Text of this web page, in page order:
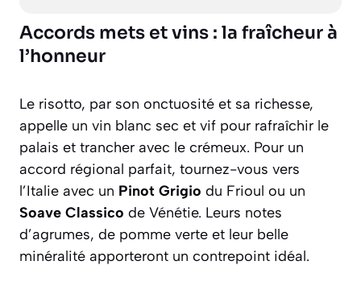
Accords mets et vins : la fraîcheur à
l’honneur
Le risotto, par son onctuosité et sa richesse,
appelle un vin blanc sec et vif pour rafraîchir le
palais et trancher avec le crémeux. Pour un
accord régional parfait, tournez-vous vers
l’Italie avec un Pinot Grigio du Frioul ou un
Soave Classico de Vénétie. Leurs notes
d’agrumes, de pomme verte et leur belle
minéralité apporteront un contrepoint idéal.